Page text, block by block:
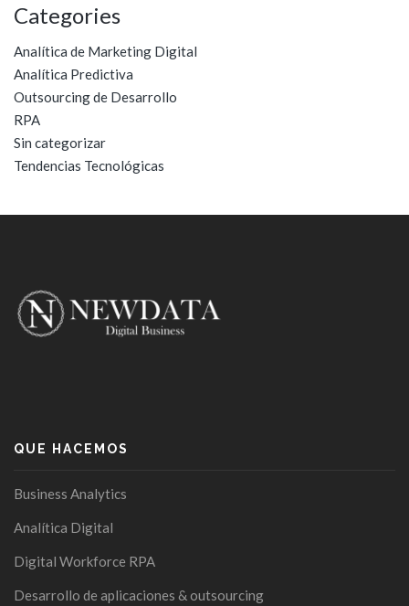
Categories
Analítica de Marketing Digital
Analítica Predictiva
Outsourcing de Desarrollo
RPA
Sin categorizar
Tendencias Tecnológicas
QUE HACEMOS
Business Analytics
Analítica Digital
Digital Workforce RPA
Desarrollo de aplicaciones & outsourcing